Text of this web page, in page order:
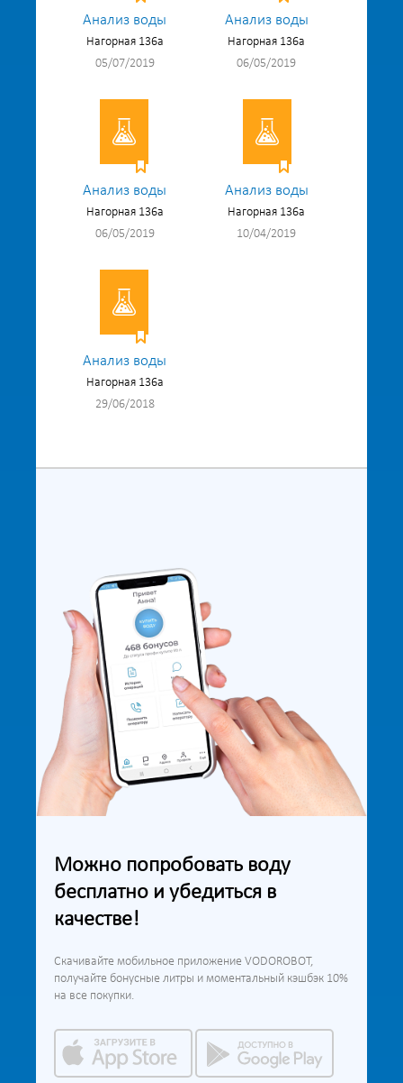
Анализ воды
Нагорная 136а
05/07/2019
Анализ воды
Нагорная 136а
06/05/2019
Анализ воды
Нагорная 136а
06/05/2019
Анализ воды
Нагорная 136а
10/04/2019
Анализ воды
Нагорная 136а
29/06/2018
Можно попробовать воду
бесплатно и убедиться в
качестве!
Скачивайте мобильное приложение VODOROBOT,
получайте бонусные литры и моментальный кэшбэк 10%
на все покупки.